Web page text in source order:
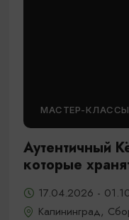
МАСТЕР-КЛАССЫ
Аутентичный
которые
17.04.2026 -
Калининград,